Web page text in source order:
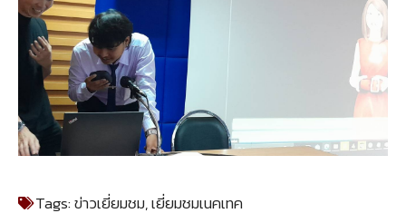
Tags:ข่าวเยี่ยมชม,เยี่ยมชมเนคเทค